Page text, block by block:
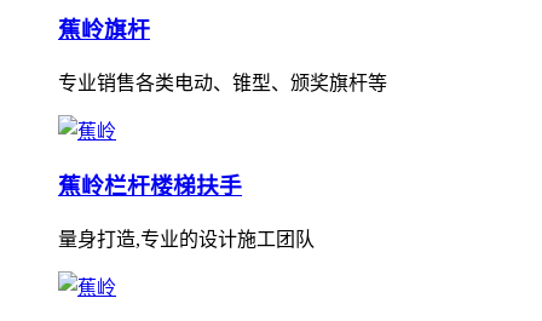
蕉岭旗杆
专业销售各类电动、锥型、颁奖旗杆等
蕉岭栏杆楼梯扶手
量身打造,专业的设计施工团队